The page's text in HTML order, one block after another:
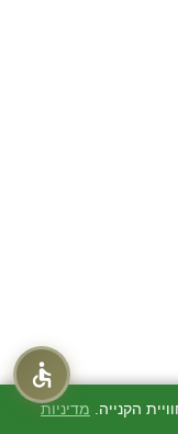
מדיניות